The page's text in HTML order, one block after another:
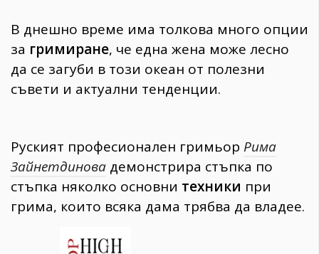
Gentlemen
382
Wellness
1817
ПОСЛЕДВАЙТЕ
НИ
В днешно време има толкова много опции
за гримиране, че една жена може лесно
да се загуби в този океан от полезни
съвети и актуални тенденции.
Руският професионален гримьор Рима
Зайнетдинова демонстрира стъпка по
стъпка няколко основни техники при
грима, които всяка дама трябва да владее.